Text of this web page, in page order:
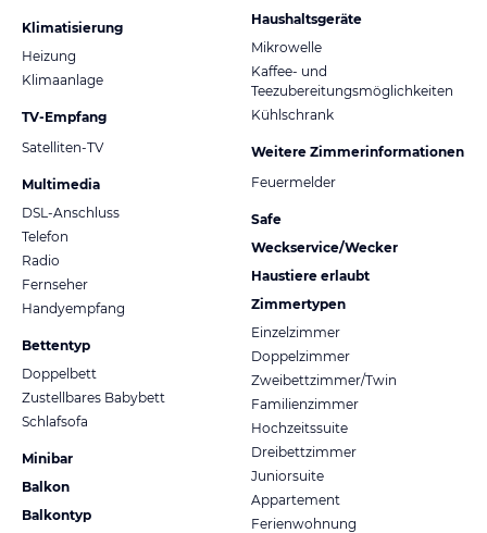
Klimatisierung
Heizung
Klimaanlage
TV-Empfang
Satelliten-TV
Multimedia
DSL-Anschluss
Telefon
Radio
Fernseher
Handyempfang
Bettentyp
Doppelbett
Zustellbares Babybett
Schlafsofa
Minibar
Balkon
Balkontyp
Haushaltsgeräte
Mikrowelle
Kaffee- und
Teezubereitungsmöglichkeiten
Kühlschrank
Weitere Zimmerinformationen
Feuermelder
Safe
Weckservice/Wecker
Haustiere erlaubt
Zimmertypen
Einzelzimmer
Doppelzimmer
Zweibettzimmer/Twin
Familienzimmer
Hochzeitssuite
Dreibettzimmer
Juniorsuite
Appartement
Ferienwohnung